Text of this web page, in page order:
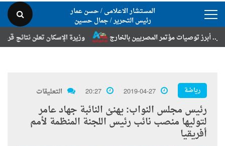
المستشار الاعلامى / حسن عمار
رئيس التحرير / جمال حسين
وزيرة الإسكان تعلن نتائج قرعة
مؤتمر المصريين بالخارج
رياضة 2019-04-27
20:27 التعليقات
رئيس مجلس النواب: يهنئ النائبة جهاد عامر
لتوليها منصب نائب رئيس اللجنة المنظمة لأمم
أفريقيا